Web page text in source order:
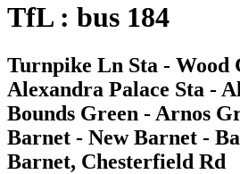
TfL : bus 184
Turnpike Ln Sta - Wood
Alexandra Palace Sta -
Bounds Green - Arnos
Barnet - New Barnet -
Barnet, Chesterfield Rd